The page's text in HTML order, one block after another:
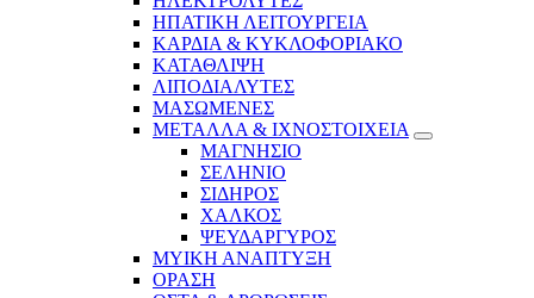
ΗΠΑΤΙΚΗ ΛΕΙΤΟΥΡΓΕΙΑ
ΚΑΡΔΙΑ & ΚΥΚΛΟΦΟΡΙΑΚΟ
ΚΑΤΑΘΛΙΨΗ
ΛΙΠΟΔΙΑΛΥΤΕΣ
ΜΑΣΩΜΕΝΕΣ
ΜΕΤΑΛΛΑ & ΙΧΝΟΣΤΟΙΧΕΙΑ
ΜΑΓΝΗΣΙΟ
ΣΕΛΗΝΙΟ
ΣΙΔΗΡΟΣ
ΧΑΛΚΟΣ
ΨΕΥΔΑΡΓΥΡΟΣ
ΜΥΙΚΗ ΑΝΑΠΤΥΞΗ
ΟΡΑΣΗ